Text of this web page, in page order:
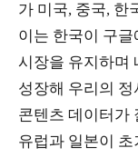
가 미국, 중국, 한
이는 한국이 구
시장을 유지하며
성장해 우리의
콘텐츠 데이터가
유럽과 일본이